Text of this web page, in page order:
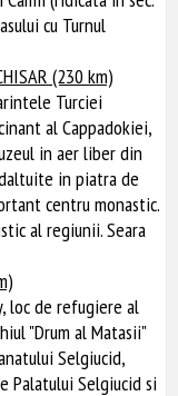
cu Turnul
(230 km)
Turciei
al Cappadokiei,
in aer liber din
in piatra de
centru monastic.
al regiunii. Seara
loc de refugiere al
"Drum al Matasii"
Selgiucid,
Selgiucid si